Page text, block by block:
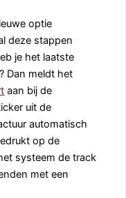
optie
deze stappen
je het laatste
Dan meldt het
aan bij de
uit de
automatisch
op de
systeem de track
met een